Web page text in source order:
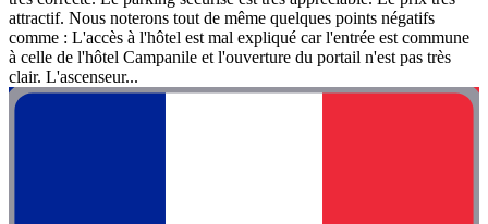
attractif. Nous noterons tout de même quelques points négatifs
comme : L'accès à l'hôtel est mal expliqué car l'entrée est commune
à celle de l'hôtel Campanile et l'ouverture du portail n'est pas très
clair. L'ascenseur...